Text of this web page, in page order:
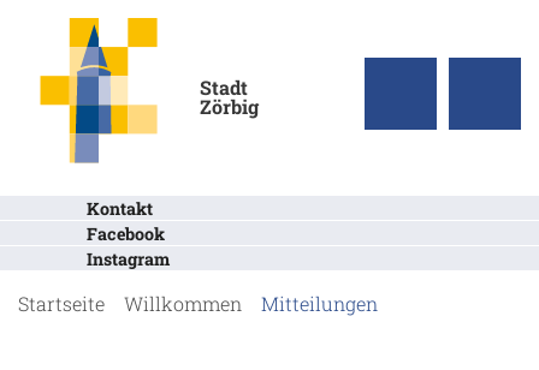
Stadt
Zörbig
Kontakt
Facebook
Instagram
Startseite Willkommen Mitteilungen